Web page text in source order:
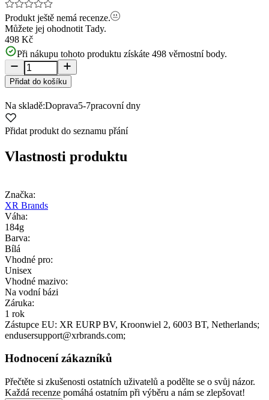
Produkt ještě nemá recenze.
Můžete jej ohodnotit Tady.
498 Kč
Při nákupu tohoto produktu získáte 498 věrnostní body.
Přidat do košíku
Na skladě:Doprava5-7pracovní dny
Přidat produkt do seznamu přání
Vlastnosti produktu
Značka:
XR Brands
Váha:
184g
Barva:
Bílá
Vhodné pro:
Unisex
Vhodné mazivo:
Na vodní bázi
Záruka:
1 rok
Zástupce EU: XR EURP BV, Kroonwiel 2, 6003 BT, Netherlands;
endusersupport@xrbrands.com;
Hodnocení zákazníků
Přečtěte si zkušenosti ostatních uživatelů a podělte se o svůj názor.
Každá recenze pomáhá ostatním při výběru a nám se zlepšovat!